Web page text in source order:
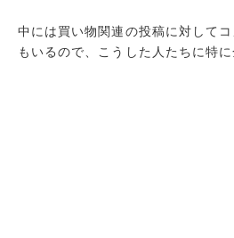
中には買い物関連の投稿に対して
もいるので、こうした人たちに特に